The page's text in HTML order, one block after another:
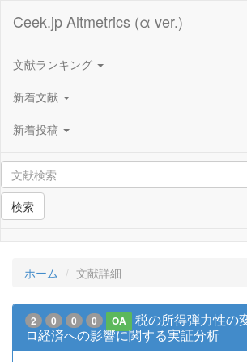
Ceek.jp Altmetrics (α ver.)
文献ランキング
新着文献
新着投稿
検索
ホーム 文献詳細
2 0 0 0 OA
税の所得弾力性の
ロ経済への影響に関する実証分析